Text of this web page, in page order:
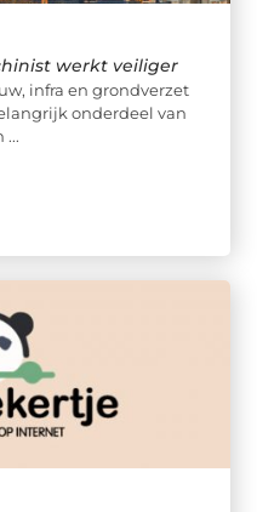
werkt veiliger
infra en grondverzet
onderdeel van
...